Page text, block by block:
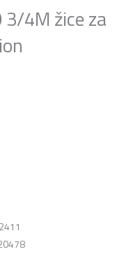
3/4M žice za